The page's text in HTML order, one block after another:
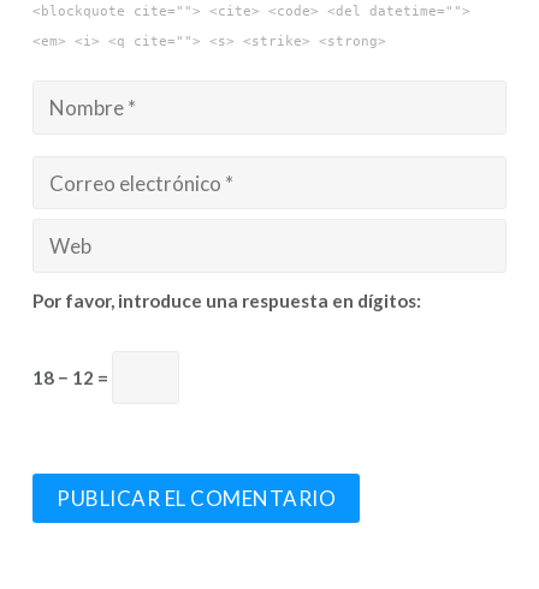
<blockquote cite=""> <cite> <code> <del datetime="">
<em> <i> <q cite=""> <s> <strike> <strong>
Por favor, introduce una respuesta en dígitos:
18 − 12 =